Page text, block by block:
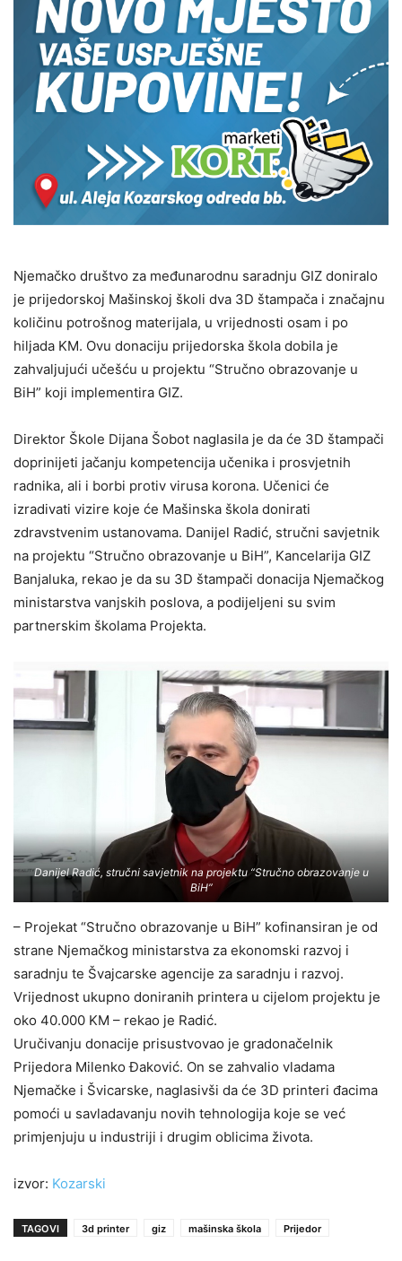
Njemačko društvo za međunarodnu saradnju GIZ doniralo
je prijedorskoj Mašinskoj školi dva 3D štampača i značajnu
količinu potrošnog materijala, u vrijednosti osam i po
hiljada KM. Ovu donaciju prijedorska škola dobila je
zahvaljujući učešću u projektu “Stručno obrazovanje u
BiH” koji implementira GIZ.
Direktor Škole Dijana Šobot naglasila je da će 3D štampači
doprinijeti jačanju kompetencija učenika i prosvjetnih
radnika, ali i borbi protiv virusa korona. Učenici će
izradivati vizire koje će Mašinska škola donirati
zdravstvenim ustanovama. Danijel Radić, stručni savjetnik
na projektu “Stručno obrazovanje u BiH”, Kancelarija GIZ
Banjaluka, rekao je da su 3D štampači donacija Njemačkog
ministarstva vanjskih poslova, a podijeljeni su svim
partnerskim školama Projekta.
Danijel Radić, stručni savjetnik na projektu “Stručno obrazovanje u
BiH”
– Projekat “Stručno obrazovanje u BiH” kofinansiran je od
strane Njemačkog ministarstva za ekonomski razvoj i
saradnju te Švajcarske agencije za saradnju i razvoj.
Vrijednost ukupno doniranih printera u cijelom projektu je
oko 40.000 KM – rekao je Radić.
Uručivanju donacije prisustvovao je gradonačelnik
Prijedora Milenko Đaković. On se zahvalio vladama
Njemačke i Švicarske, naglasivši da će 3D printeri đacima
pomoći u savladavanju novih tehnologija koje se već
primjenjuju u industriji i drugim oblicima života.
izvor: Kozarski
TAGOVI 3d printer giz mašinska škola Prijedor